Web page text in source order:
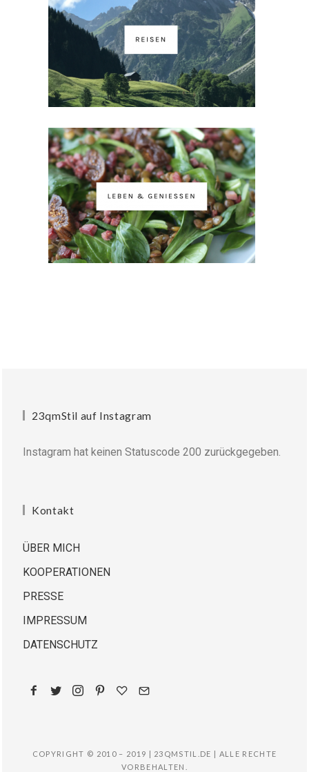
23qmStil auf Instagram
Instagram hat keinen Statuscode 200 zurückgegeben.
Kontakt
ÜBER MICH
KOOPERATIONEN
PRESSE
IMPRESSUM
DATENSCHUTZ
COPYRIGHT © 2010 – 2019 | 23QMSTIL.DE | ALLE RECHTE
VORBEHALTEN.